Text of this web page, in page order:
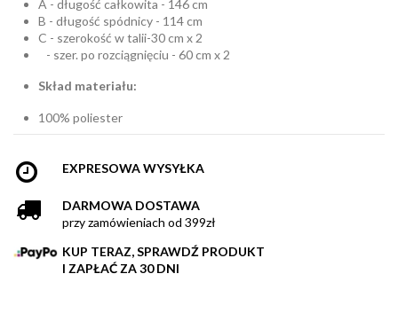
A - długość całkowita - 146 cm
B - długość spódnicy - 114 cm
C - szerokość w talii-30 cm x 2
- szer. po rozciągnięciu - 60 cm x 2
Skład materiału:
100% poliester
EXPRESOWA WYSYŁKA
DARMOWA DOSTAWA
przy zamówieniach od 399zł
KUP TERAZ, SPRAWDŹ PRODUKT
I ZAPŁAĆ ZA 30 DNI